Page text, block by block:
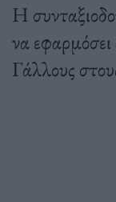
Η
να
Γάλλους